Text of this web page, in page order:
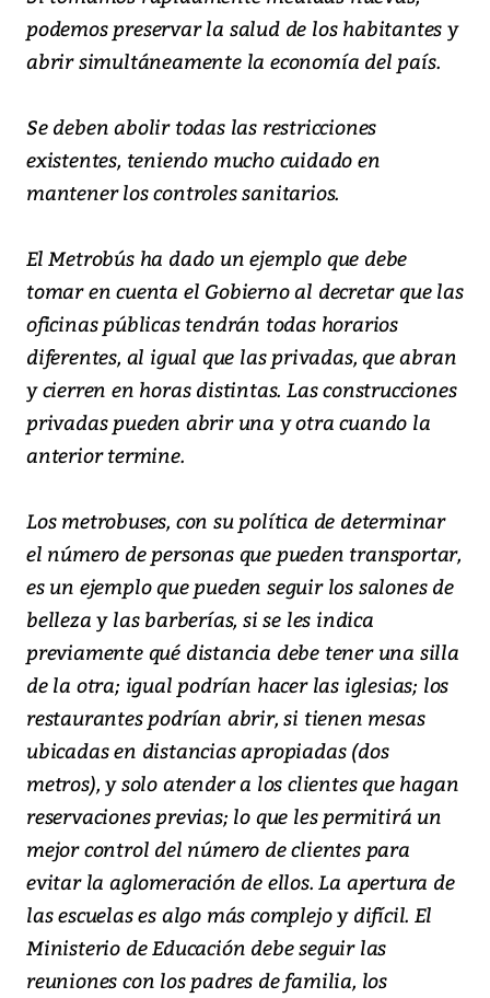
podemos preservar la salud de los habitantes y
abrir simultáneamente la economía del país.
Se deben abolir todas las restricciones
existentes, teniendo mucho cuidado en
mantener los controles sanitarios.
El Metrobús ha dado un ejemplo que debe
tomar en cuenta el Gobierno al decretar que las
oficinas públicas tendrán todas horarios
diferentes, al igual que las privadas, que abran
y cierren en horas distintas. Las construcciones
privadas pueden abrir una y otra cuando la
anterior termine.
Los metrobuses, con su política de determinar
el número de personas que pueden transportar,
es un ejemplo que pueden seguir los salones de
belleza y las barberías, si se les indica
previamente qué distancia debe tener una silla
de la otra; igual podrían hacer las iglesias; los
restaurantes podrían abrir, si tienen mesas
ubicadas en distancias apropiadas (dos
metros), y solo atender a los clientes que hagan
reservaciones previas; lo que les permitirá un
mejor control del número de clientes para
evitar la aglomeración de ellos. La apertura de
las escuelas es algo más complejo y difícil. El
Ministerio de Educación debe seguir las
reuniones con los padres de familia, los